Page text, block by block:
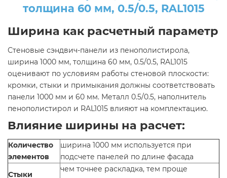
толщина 60 мм, 0.5/0.5, RAL1015
Ширина как расчетный параметр
Стеновые сэндвич-панели из пенополистирола,
ширина 1000 мм, толщина 60 мм, 0.5/0.5, RAL1015
оценивают по условиям работы стеновой плоскости:
кромки, стыки и примыкания должны соответствовать
панели 1000 мм и 60 мм. Металл 0.5/0.5, наполнитель
пенополистирол и RAL1015 влияют на комплектацию.
Влияние ширины на расчет:
Количество
элементов
ширина 1000 мм используется при
подсчете панелей по длине фасада
Стыки
чем точнее раскладка, тем проще